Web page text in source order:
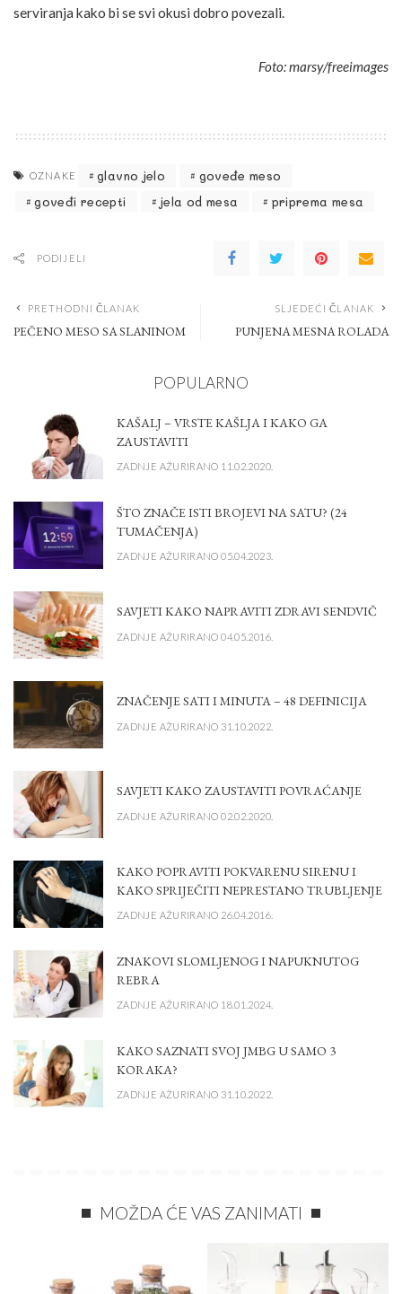
serviranja kako bi se svi okusi dobro povezali.
Foto: marsy/freeimages
OZNAKE glavno jelo
goveđe meso
goveđi recepti
jela od mesa priprema mesa
PODIJELI
PRETHODNI ČLANAK
PEČENO MESO SA SLANINOM
SLJEDEĆI ČLANAK
PUNJENA MESNA ROLADA
POPULARNO
KAŠALJ – VRSTE KAŠLJA I KAKO GA
ZAUSTAVITI
ZADNJE AŽURIRANO 11.02.2020.
ŠTO ZNAČE ISTI BROJEVI NA SATU? (24
TUMAČENJA)
ZADNJE AŽURIRANO 05.04.2023.
SAVJETI KAKO NAPRAVITI ZDRAVI SENDVIČ
ZADNJE AŽURIRANO 04.05.2016.
ZNAČENJE SATI I MINUTA – 48 DEFINICIJA
ZADNJE AŽURIRANO 31.10.2022.
SAVJETI KAKO ZAUSTAVITI POVRAĆANJE
ZADNJE AŽURIRANO 02.02.2020.
KAKO POPRAVITI POKVARENU SIRENU I
KAKO SPRIJEČITI NEPRESTANO TRUBLJENJE
ZADNJE AŽURIRANO 26.04.2016.
ZNAKOVI SLOMLJENOG I NAPUKNUTOG
REBRA
ZADNJE AŽURIRANO 18.01.2024.
KAKO SAZNATI SVOJ JMBG U SAMO 3
KORAKA?
ZADNJE AŽURIRANO 31.10.2022.
MOŽDA ĆE VAS ZANIMATI